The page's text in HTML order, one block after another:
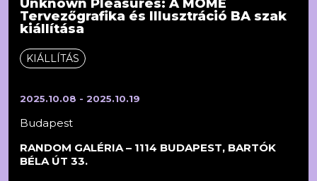
Unknown Pleasures: A MOME
Tervezőgrafika és Illusztráció BA szak
kiállítása
KIÁLLÍTÁS
2025.10.08 - 2025.10.19
Budapest
RANDOM GALÉRIA – 1114 BUDAPEST, BARTÓK
BÉLA ÚT 33.